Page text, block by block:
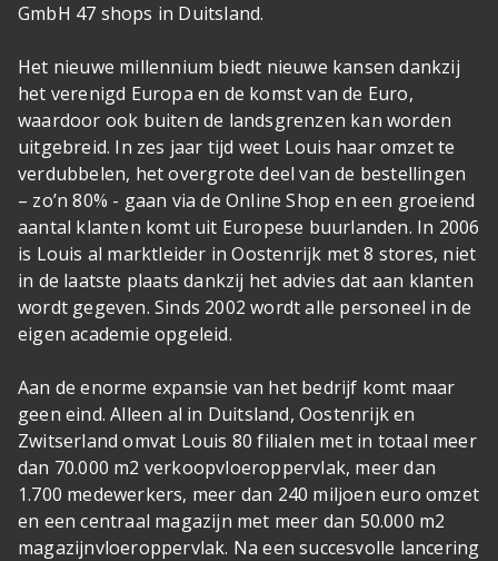
GmbH 47 shops in Duitsland.
Het nieuwe millennium biedt nieuwe kansen dankzij
het verenigd Europa en de komst van de Euro,
waardoor ook buiten de landsgrenzen kan worden
uitgebreid. In zes jaar tijd weet Louis haar omzet te
verdubbelen, het overgrote deel van de bestellingen
– zo’n 80% - gaan via de Online Shop en een groeiend
aantal klanten komt uit Europese buurlanden. In 2006
is Louis al marktleider in Oostenrijk met 8 stores, niet
in de laatste plaats dankzij het advies dat aan klanten
wordt gegeven. Sinds 2002 wordt alle personeel in de
eigen academie opgeleid.
Aan de enorme expansie van het bedrijf komt maar
geen eind. Alleen al in Duitsland, Oostenrijk en
Zwitserland omvat Louis 80 filialen met in totaal meer
dan 70.000 m2 verkoopvloeroppervlak, meer dan
1.700 medewerkers, meer dan 240 miljoen euro omzet
en een centraal magazijn met meer dan 50.000 m2
magazijnvloeroppervlak. Na een succesvolle lancering